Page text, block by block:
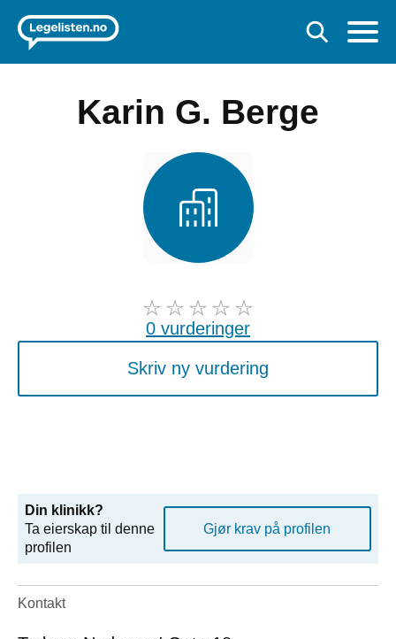
Karin G. Berge
0 vurderinger
Skriv ny vurdering
Din klinikk?
Ta eierskap til denne
profilen
Gjør krav på profilen
Kontakt